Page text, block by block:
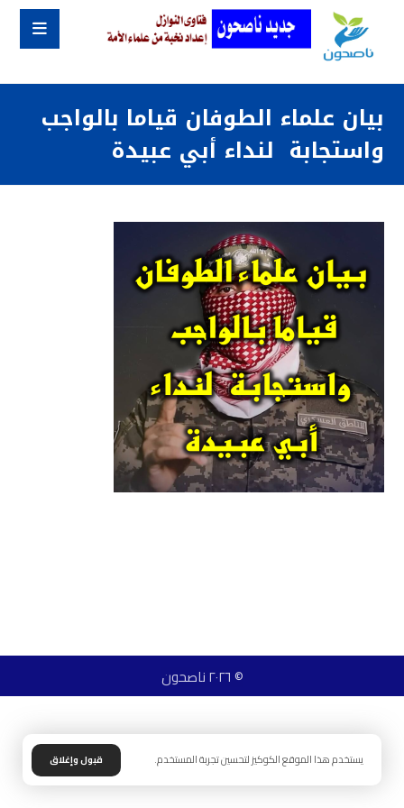
بيان علماء الطوفان قياما بالواجب
واستجابة لنداء أبي عبيدة
© ٢٠٢٦ ناصحون
يستخدم هذا الموقع الكوكيز لتحسين تجربة المستخدم. قبول وإغلاق